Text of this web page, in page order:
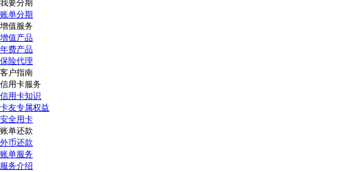
我要分期
账单分期
增值服务
增值产品
年费产品
保险代理
客户指南
信用卡服务
信用卡知识
卡友专属权益
安全用卡
账单还款
外币还款
账单服务
服务介绍